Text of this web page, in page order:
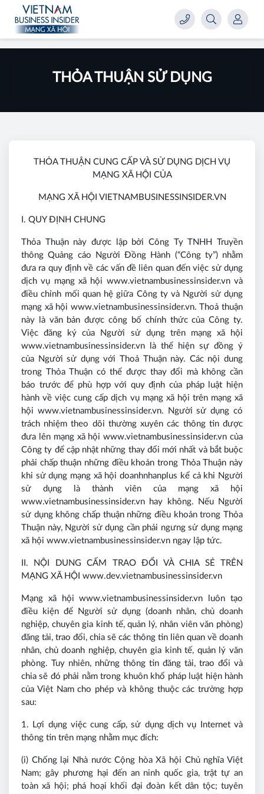
THỎA THUẬN SỬ DỤNG
THỎA THUẬN CUNG CẤP VÀ SỬ DỤNG DỊCH VỤ
MẠNG XÃ HỘI CỦA
MẠNG XÃ HỘI VIETNAMBUSINESSINSIDER.VN
I. QUY ĐỊNH CHUNG
Thỏa Thuận này được lập bởi Công Ty TNHH Truyền
thông Quảng cáo Người Đồng Hành (“Công ty”) nhằm
đưa ra quy định về các vấn đề liên quan đến việc sử dụng
dịch vụ mạng xã hội www.vietnambusinessinsider.vn và
điều chỉnh mối quan hệ giữa Công ty và Người sử dụng
mạng xã hội www.vietnambusinessinsider.vn. Thoả thuận
này là văn bản được công bố chính thức của Công ty.
Việc đăng ký của Người sử dụng trên mạng xã hội
www.vietnambusinessinsider.vn là thể hiện sự đồng ý
của Người sử dụng với Thoả Thuận này. Các nội dung
trong Thỏa Thuận có thể được thay đổi mà không cần
báo trước để phù hợp với quy định của pháp luật hiện
hành về việc cung cấp dịch vụ mạng xã hội trên mạng xã
hội www.vietnambusinessinsider.vn. Người sử dụng có
trách nhiệm theo dõi thường xuyên các thông tin được
đưa lên mạng xã hội www.vietnambusinessinsider.vn của
Công ty để cập nhật những thay đổi mới nhất và bắt buộc
phải chấp thuận những điều khoản trong Thỏa Thuận này
khi sử dụng mạng xã hội doanhnhanplus kể cả khi Người
sử dụng là thành viên của mạng xã hội
www.vietnambusinessinsider.vn hay không. Nếu Người
sử dụng không chấp thuận những điều khoản trong Thỏa
Thuận này, Người sử dụng cần phải ngưng sử dụng mạng
xã hội www.vietnambusinessinsider.vn ngay lập tức.
II. NỘI DUNG CẤM TRAO ĐỔI VÀ CHIA SẺ TRÊN
MẠNG XÃ HỘI www.dev.vietnambusinessinsider.vn
Mạng xã hội www.vietnambusinessinsider.vn luôn tạo
điều kiện để Người sử dụng (doanh nhân, chủ doanh
nghiệp, chuyên gia kinh tế, quản lý, nhân viên văn phòng)
đăng tải, trao đổi, chia sẽ các thông tin liên quan về doanh
nhân, chủ doanh nghiệp, chuyên gia kinh tế, quản lý văn
phòng. Tuy nhiên, những thông tin đăng tải, trao đổi và
chia sẽ đó phải nằm trong khuôn khổ pháp luật hiện hành
của Việt Nam cho phép và không thuộc các trường hợp
sau:
1. Lợi dụng việc cung cấp, sử dụng dịch vụ Internet và
thông tin trên mạng nhằm mục đích:
(i) Chống lại Nhà nước Cộng hòa Xã hội Chủ nghĩa Việt
Nam; gây phương hại đến an ninh quốc gia, trật tự an
toàn xã hội; phá hoại khối đại đoàn kết dân tộc; tuyên